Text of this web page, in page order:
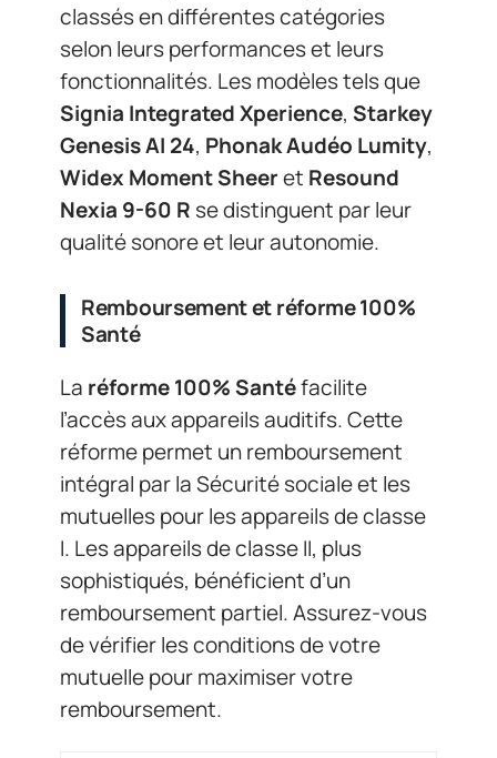
classés en différentes catégories
selon leurs performances et leurs
fonctionnalités. Les modèles tels que
Signia Integrated Xperience, Starkey
Genesis AI 24, Phonak Audéo Lumity,
Widex Moment Sheeret Resound
Nexia 9-60 R se distinguent par leur
qualité sonore et leur autonomie.
Remboursement et réforme 100%
Santé
La réforme 100% Santéfacilite
l’accès aux appareils auditifs. Cette
réforme permet un remboursement
intégral par la Sécurité sociale et les
mutuelles pour les appareils de classe
I. Les appareils de classe II, plus
sophistiqués, bénéficient d’un
remboursement partiel. Assurez-vous
de vérifier les conditions de votre
mutuelle pour maximiser votre
remboursement.